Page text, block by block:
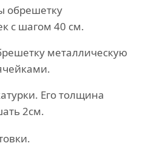
обрешетку
с шагом 40 см.
металлическую
Его толщина
2см.